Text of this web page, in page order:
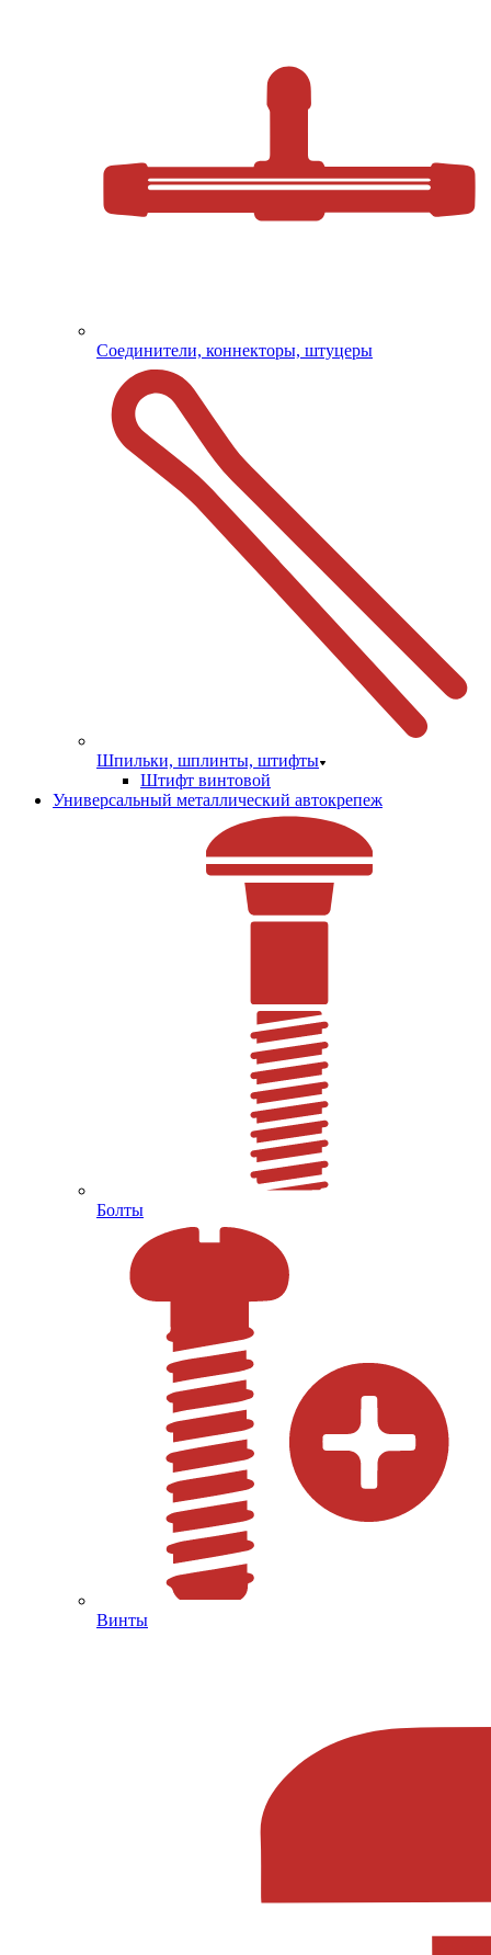
Соединители, коннекторы, штуцеры
Шпильки, шплинты, штифты
Штифт винтовой
Универсальный металлический автокрепеж
Болты
Винты